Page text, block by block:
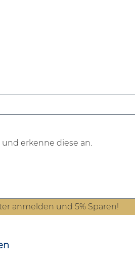
erkenne diese an.
anmelden und 5% Sparen!